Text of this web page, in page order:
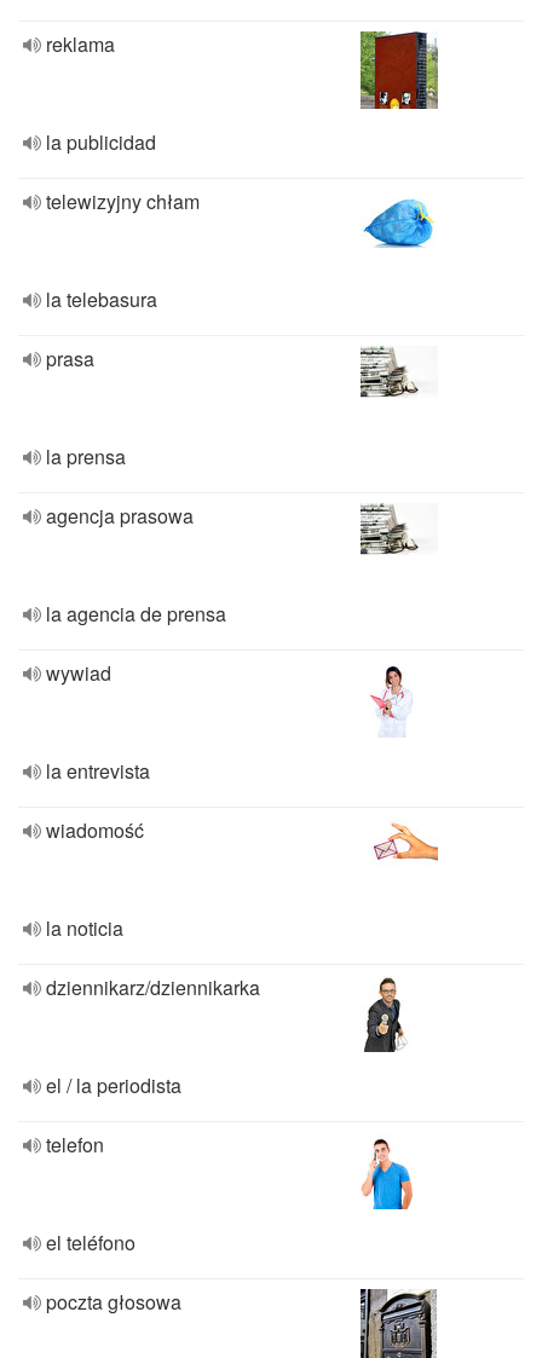
reklama
la publicidad
telewizyjny chłam
la telebasura
prasa
la prensa
agencja prasowa
la agencia de prensa
wywiad
la entrevista
wiadomość
la noticia
dziennikarz/dziennikarka
el / la periodista
telefon
el teléfono
poczta głosowa